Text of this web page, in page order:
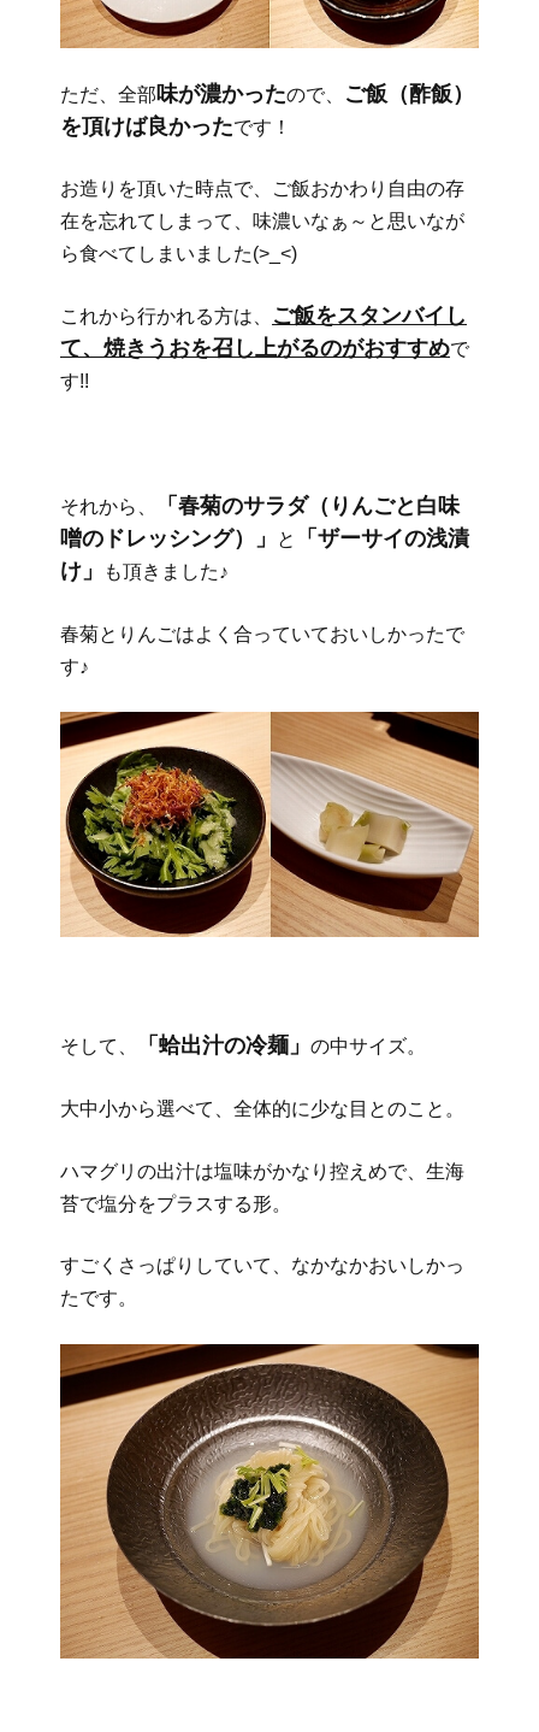
ただ、全部味が濃かったので、
ご飯（酢飯）
を頂けば良かったです！
お造りを頂いた時点で、ご飯おかわり自由の存
在を忘れてしまって、味濃いなぁ～と思いなが
ら食べてしまいました(>_<)
これから行かれる方は、
ご飯をスタンバイし
て、焼きうおを召し上がるのがおすすめで
す!!
それから、
「春菊のサラダ（りんごと白味
噌のドレッシング）」
と
「ザーサイの浅漬
け」
も頂きました♪
春菊とりんごはよく合っていておいしかったで
す♪
そして、 「蛤出汁の冷麺」 の中サイズ。
大中小から選べて、全体的に少な目とのこと。
ハマグリの出汁は塩味がかなり控えめで、生海
苔で塩分をプラスする形。
すごくさっぱりしていて、なかなかおいしかっ
たです。